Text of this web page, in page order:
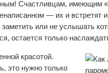
Счастливцам, имеющим
— их и встретят
заметить или не услышать
остается только
красотой.
это нужно только